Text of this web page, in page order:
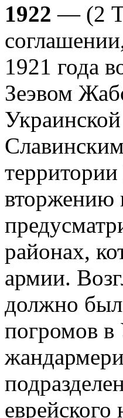
1922 — (2
1921 года
Зеэвом
вторжению
районах,
армии.
должно
погромов в